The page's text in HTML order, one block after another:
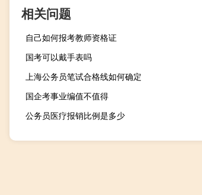
相关问题
自己如何报考教师资格证
国考可以戴手表吗
上海公务员笔试合格线如何确定
国企考事业编值不值得
公务员医疗报销比例是多少